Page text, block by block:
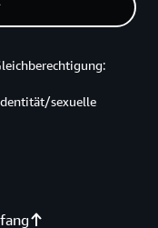
sexuelle